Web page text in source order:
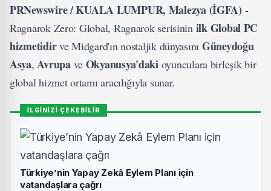
PRNewswire / KUALA LUMPUR, Malezya (İGFA) -
Ragnarok Zero: Global, Ragnarok serisinin ilk Global PC
hizmetidirve Midgard'ın nostaljik dünyasını Güneydoğu
Asya,Avrupa veOkyanusya'daki oyunculara birleşik bir
global hizmet ortamı aracılığıyla sunar.
İLGİNİZİ ÇEKEBİLİR
Türkiye’nin Yapay Zekâ Eylem Planı için
vatandaşlara çağrı